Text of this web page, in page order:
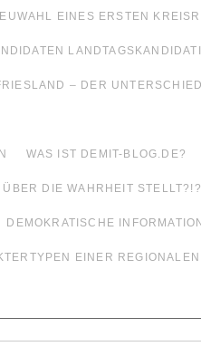
EINES ERSTEN
– DER
WAS IST DEMIT-BLOG.DE?
DIE WAHRHEIT STELLT?!?
DEMOKRATISCHE
EINER